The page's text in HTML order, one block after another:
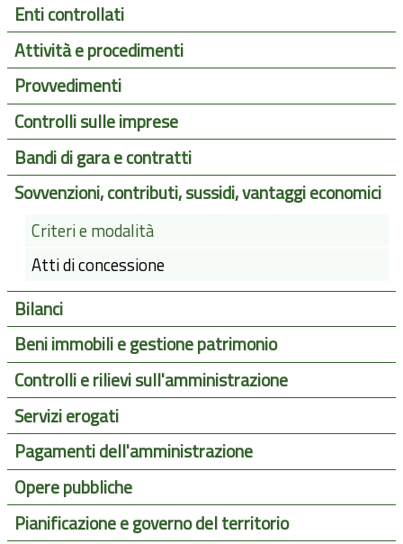
Enti controllati
Attività e procedimenti
Provvedimenti
Controlli sulle imprese
Bandi di gara e contratti
Sovvenzioni, contributi, sussidi, vantaggi economici
Criteri e modalità
Atti di concessione
Bilanci
Beni immobili e gestione patrimonio
Controlli e rilievi sull'amministrazione
Servizi erogati
Pagamenti dell'amministrazione
Opere pubbliche
Pianificazione e governo del territorio